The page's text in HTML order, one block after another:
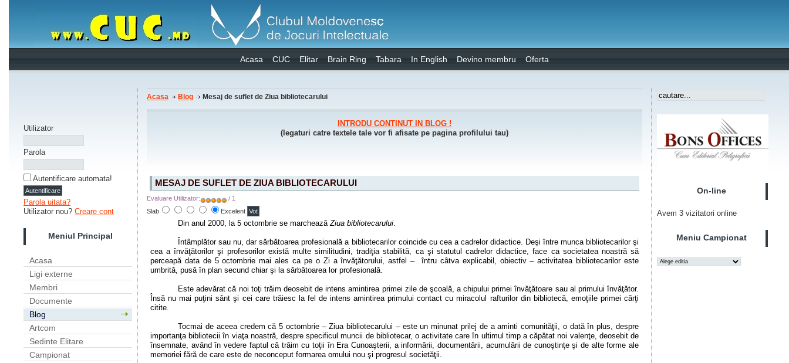
Acasa CUC Elitar Brain Ring Tabara In English Devino membru Oferta
Utilizator
Parola
Autentificare automata!
Parola uitata?
Utilizator nou? Creare cont
Meniul Principal
Acasa
Ligi externe
Membri
Documente
Blog
Artcom
Sedinte Elitare
Campionat
Acasa Blog Mesaj de suflet de Ziua bibliotecarului
INTRODU CONTINUT IN BLOG !
(legaturi catre textele tale vor fi afisate pe pagina profilului tau)
MESAJ DE SUFLET DE ZIUA BIBLIOTECARULUI
Evaluare Utilizator:
/ 1
Slab
Excelent
Din anul 2000, la 5 octombrie se marcheazăZiua bibliotecarului
Întâmplător sau nu, dar sărbătoarea profesională a bibliotecarilor coincide cu cea a cadrelor didactice. Deşi între munca bibliotecarilor şi
cea a învăţătorilor şi profesorilor există multe similitudini, tradiţia stabilită, ca şi statutul cadrelor didactice, face ca societatea noastră să
perceapă data de 5 octombrie mai ales ca pe o Zi a învăţătorului, astfel –
întru câtva explicabil, obiectiv – activitatea bibliotecarilor este
umbrită, pusă în plan secund chiar şi la sărbătoarea lor profesională.
Este adevărat că noi toţi trăim deosebit de intens amintirea primei zile de şcoală, a chipului primei învăţătoare sau al primului învăţător.
Însă nu mai puţini sânt şi cei care trăiesc la fel de intens amintirea primului contact cu miracolul rafturilor din bibliotecă, emoţiile primei cărţi
citite.
Tocmai de aceea credem că 5 octombrie – Ziua bibliotecarului – este un minunat prilej de a aminti comunităţii, o dată în plus, despre
importanţa bibliotecii în viaţa noastră, despre specificul muncii de bibliotecar, o activitate care în ultimul timp a căpătat noi valenţe, deosebit de
însemnate, având în vedere faptul că trăim cu toţii în Era Cunoaşterii, a informării, documentării, acumulării de cunoştinţe şi de alte forme ale
memoriei fără de care este de neconceput formarea omului nou şi progresul societăţii.
On-line
Avem 3 vizitatori online
Meniu Campionat